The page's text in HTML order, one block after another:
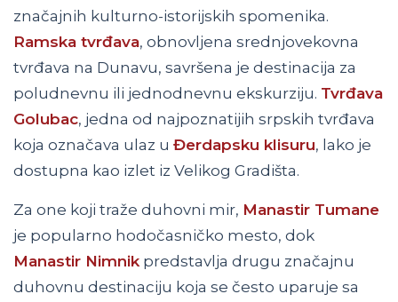
značajnih kulturno-istorijskih spomenika.
Ramska tvrđava, obnovljena srednjovekovna
tvrđava na Dunavu, savršena je destinacija za
poludnevnu ili jednodnevnu ekskurziju. Tvrđava
Golubac, jedna od najpoznatijih srpskih tvrđava
koja označava ulaz u Đerdapsku klisuru, lako je
dostupna kao izlet iz Velikog Gradišta.
Za one koji traže duhovni mir, Manastir Tumane
je popularno hodočasničko mesto, dok
Manastir Nimnik predstavlja drugu značajnu
duhovnu destinaciju koja se često uparuje sa